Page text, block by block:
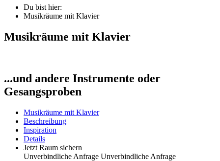
Du bist hier:
Musikräume mit Klavier
Musikräume mit Klavier
...und andere Instrumente oder
Gesangsproben
Musikräume mit Klavier
Beschreibung
Inspiration
Details
Jetzt Raum sichern
Unverbindliche Anfrage Unverbindliche Anfrage